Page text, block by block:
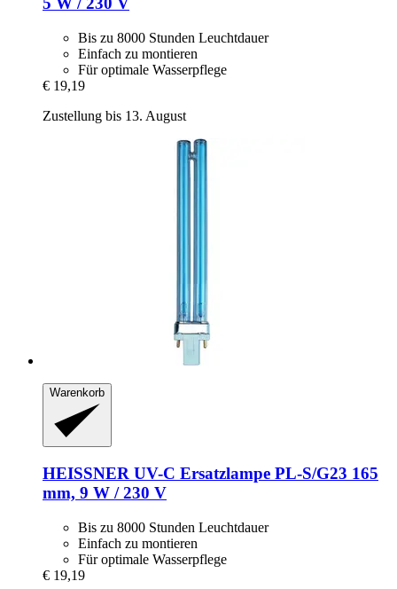
Bis zu 8000 Stunden Leuchtdauer
Einfach zu montieren
Für optimale Wasserpflege
€ 19,19
Zustellung bis 13. August
Warenkorb
HEISSNER UV-​C Ersatzlampe PL-​S/G23 165
mm, 9 W / 230 V
Bis zu 8000 Stunden Leuchtdauer
Einfach zu montieren
Für optimale Wasserpflege
€ 19,19